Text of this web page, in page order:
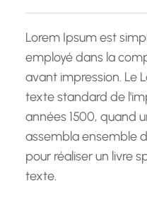
c
hLorem Ipsum est
employé dans la
avant impression. Le
texte standard de
années 1500, quand
assembla ensemble
pour réaliser un livre
texte.